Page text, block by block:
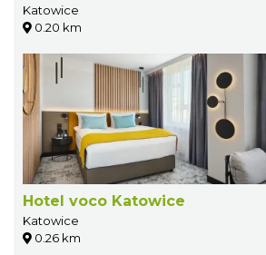
Katowice
0.20 km
Hotel voco Katowice
Katowice
0.26 km